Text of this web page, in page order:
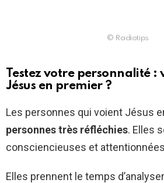
© Radiotips
Testez votre personnalité :
Jésus en premier ?
Les personnes qui voient Jésus
personnes très réfléchies. Elles
consciencieuses et
Elles prennent le temps